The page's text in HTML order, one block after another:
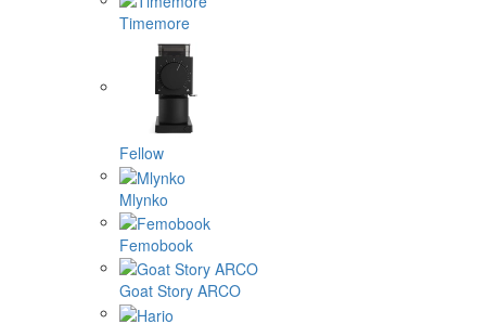
Timemore
Fellow
Mlynko
Femobook
Goat Story ARCO